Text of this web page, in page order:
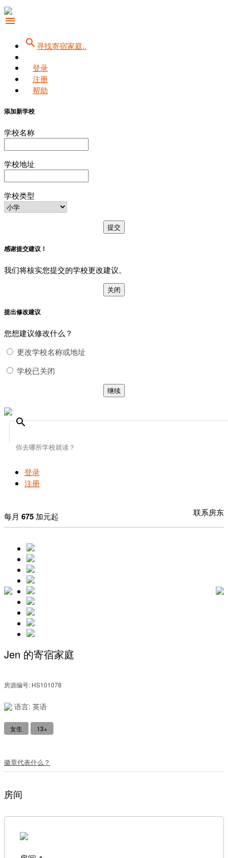
menu
search寻找寄宿家庭..
登录
注册
帮助
添加新学校
学校名称
学校地址
学校类型
提交
感谢提交建议！
我们将核实您提交的学校更改建议。
关闭
提出修改建议
您想建议修改什么？
更改学校名称或地址
学校已关闭
继续
search
登录
注册
每月 675 加元起 联系房东
Jen 的寄宿家庭
房源编号: HS101078
语言: 英语
女生 13+
徽章代表什么？
房间